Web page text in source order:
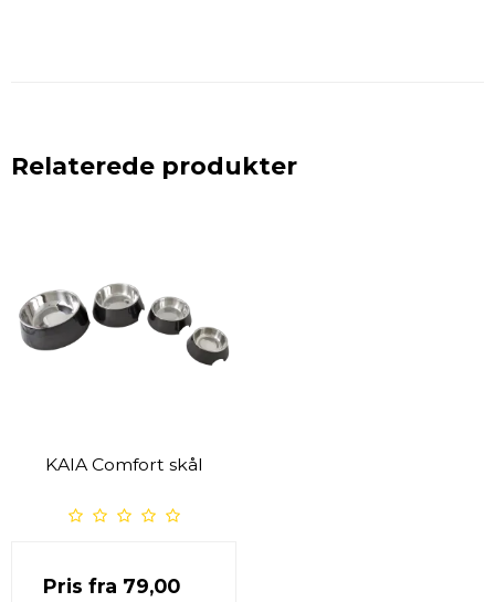
Relaterede produkter
KAIA Comfort skål
Pris fra 79,00